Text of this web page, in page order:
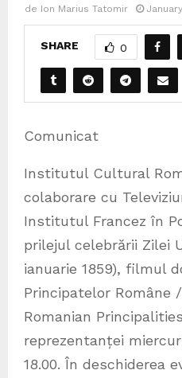
de Ion Marius Tatomir
SHARE 0
Comunicat
Institutul Cultural
colaborare cu
Institutul Francez în
prilejul celebrării Zilei
ianuarie 1859), filmul
Principatelor Române
Romanian
reprezentanței
18.00. În deschiderea